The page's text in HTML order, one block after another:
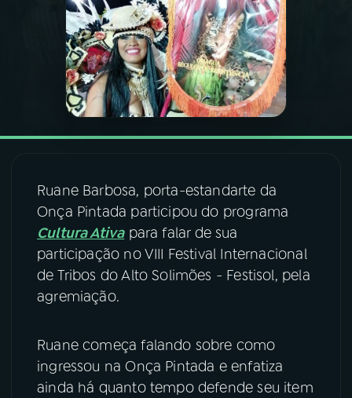
PROGRAMAS
PODCASTS
VIDEOCASTS
08FESTIVAL DE MÚSICA
ACOMPANHE A RÁDIO NACIONAL
YouTube
Instagram
TikTok
Ruane Barbosa, porta-estandarte da
Onça Pintada participou do programa
Cultura Ativapara falar de sua
participação no VIII Festival Internacional
de Tribos do Alto Solimões - Festisol, pela
agremiação.
Ruane começa falando sobre como
ingressou na Onça Pintada e enfatiza
ainda há quanto tempo defende seu item